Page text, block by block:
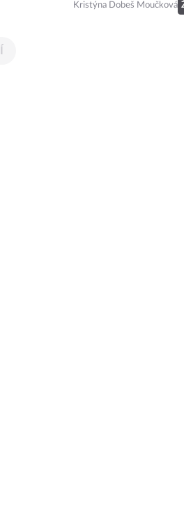
Kristýna Dobeš Moučková